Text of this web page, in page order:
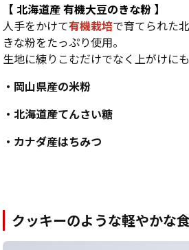
【 北海道産 有機大豆のきな粉 】
人手をかけて有機栽培で育てられた
きな粉をたっぷり使用。
生地に練りこむだけでなく上がけに
・岡山県産の米粉
・北海道産てんさい糖
・カナダ産はちみつ
クッキーのような軽やかな